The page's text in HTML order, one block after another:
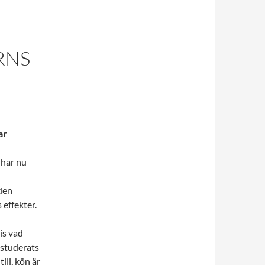
nu
effekter.
vad
kön är